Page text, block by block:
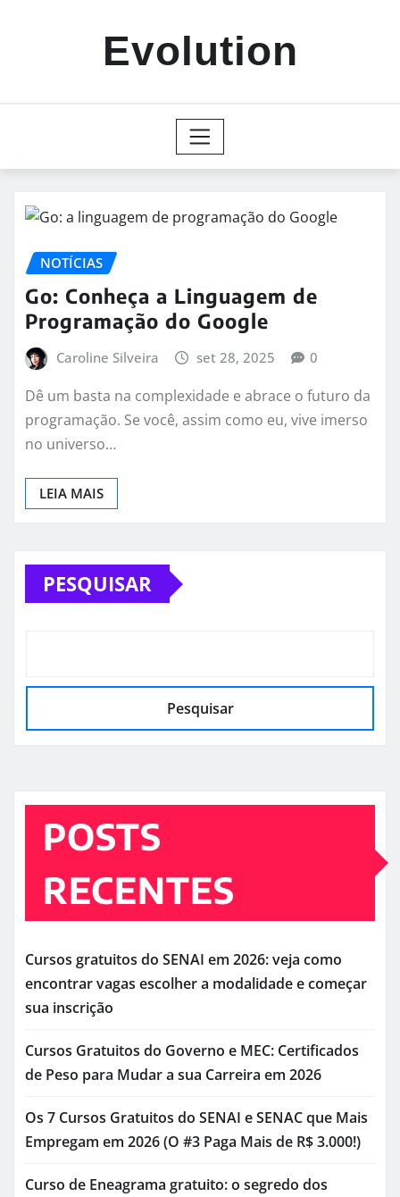
Evolution
NOTÍCIAS
Go: Conheça a Linguagem de
Programação do Google
Caroline Silveira set 28, 2025 0
Dê um basta na complexidade e abrace o futuro da
programação. Se você, assim como eu, vive imerso
no universo…
LEIA MAIS
PESQUISAR
Pesquisar
POSTS
RECENTES
Cursos gratuitos do SENAI em 2026: veja como
encontrar vagas escolher a modalidade e começar
sua inscrição
Cursos Gratuitos do Governo e MEC: Certificados
de Peso para Mudar a sua Carreira em 2026
Os 7 Cursos Gratuitos do SENAI e SENAC que Mais
Empregam em 2026 (O #3 Paga Mais de R$ 3.000!)
Curso de Eneagrama gratuito: o segredo dos